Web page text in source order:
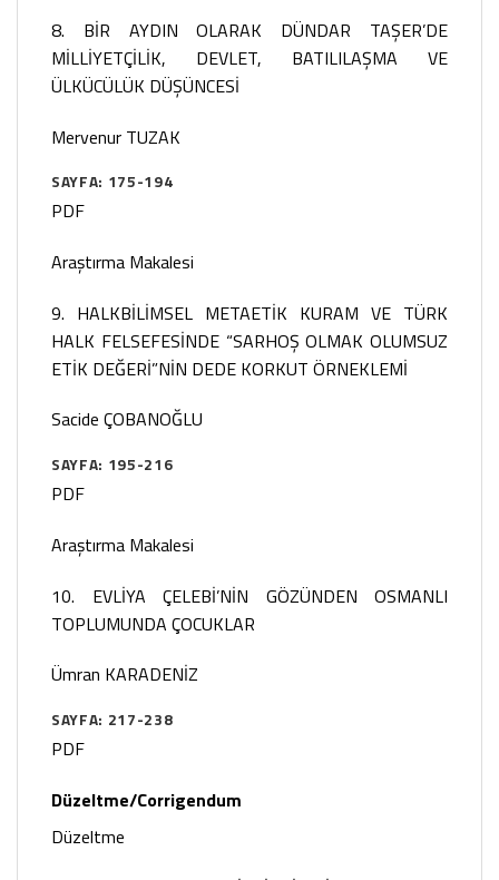
8. BİR AYDIN OLARAK DÜNDAR TAŞER’DE
MİLLİYETÇİLİK, DEVLET, BATILILAŞMA VE
ÜLKÜCÜLÜK DÜŞÜNCESİ
Mervenur TUZAK
SAYFA: 175-194
PDF
Araştırma Makalesi
9. HALKBİLİMSEL METAETİK KURAM VE TÜRK
HALK FELSEFESİNDE “SARHOŞ OLMAK OLUMSUZ
ETİK DEĞERİ”NİN DEDE KORKUT ÖRNEKLEMİ
Sacide ÇOBANOĞLU
SAYFA: 195-216
PDF
Araştırma Makalesi
10. EVLİYA ÇELEBİ’NİN GÖZÜNDEN OSMANLI
TOPLUMUNDA ÇOCUKLAR
Ümran KARADENİZ
SAYFA: 217-238
PDF
Düzeltme/Corrigendum
Düzeltme